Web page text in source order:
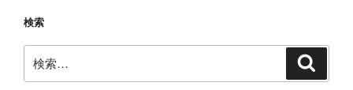
検索
索: